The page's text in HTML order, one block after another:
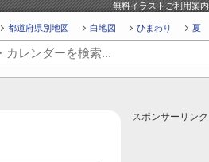
無料イラストご利用案内
都道府県別地図 白地図 ひまわり 夏
スポンサーリンク